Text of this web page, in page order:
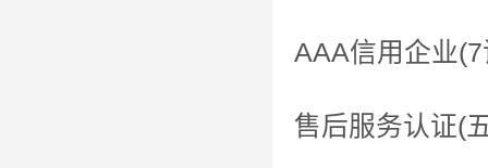
AAA信用企业
售后服务认证(